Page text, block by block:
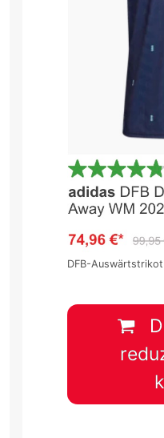
WM 2026 Qualifikation in
Gruppenphase
0:2
18:45
DFB-